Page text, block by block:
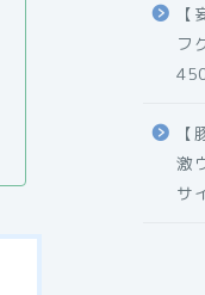
フ
激
サ